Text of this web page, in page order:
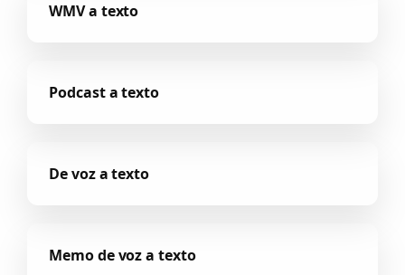
WMV a texto
Podcast a texto
De voz a texto
Memo de voz a texto